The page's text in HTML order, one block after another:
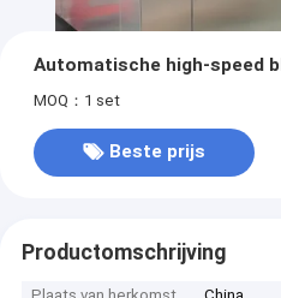
Automatische high-speed
MOQ：1 set
Beste prijs
Productomschrijving